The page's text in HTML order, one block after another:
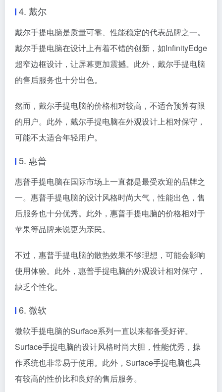
4. 戴尔
戴尔手提电脑是质量可靠、性能稳定的代表品牌之一。
戴尔手提电脑在设计上有着不错的创新，如InfinityEdge
超窄边框设计，让屏幕更加震撼。此外，戴尔手提电脑
的售后服务也十分出色。
然而，戴尔手提电脑的价格相对较高，不适合预算有限
的用户。此外，戴尔手提电脑在外观设计上相对保守，
可能不太适合年轻用户。
5. 惠普
惠普手提电脑在国际市场上一直都是最受欢迎的品牌之
一。惠普手提电脑的设计风格时尚大气，性能出色，售
后服务也十分优秀。此外，惠普手提电脑的价格相对于
苹果等品牌来说更为亲民。
不过，惠普手提电脑的散热效果不够理想，可能会影响
使用体验。此外，惠普手提电脑的外观设计相对保守，
缺乏个性化。
6. 微软
微软手提电脑的Surface系列一直以来都备受好评。
Surface手提电脑的设计风格时尚大胆，性能优秀，操
作系统也非常易于使用。此外，Surface手提电脑也具
有较高的性价比和良好的售后服务。